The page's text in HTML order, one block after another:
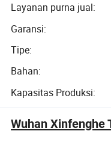
Bagian Mesin
Pembengkokan
Pengecoran Die
Pabrik
Layanan purna jual:
Garansi:
Tipe:
Bahan:
Kapasitas Produksi:
Wuhan Xinfenghe